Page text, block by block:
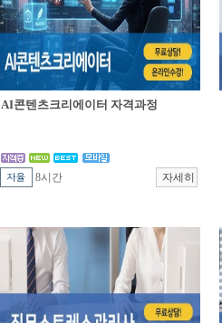
AI콘텐츠크리에이터 자격과정
8시간